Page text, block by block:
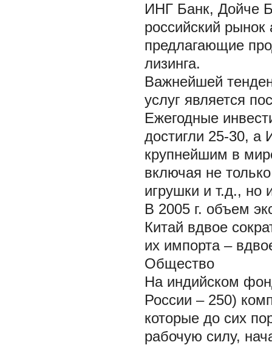
ИНГ Банк, Дойче
российский рынок
предлагающие
лизинга.
Важнейшей
услуг является
Ежегодные
достигли 25-30, а
крупнейшим в
включая не
игрушки и т.д., но
В 2005 г. объем
Китай вдвое
их импорта –
Общество
На индийском
России – 250)
которые до сих
рабочую силу,